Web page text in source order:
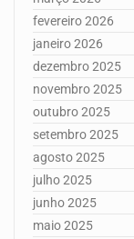
fevereiro 2026
janeiro 2026
dezembro 2025
novembro 2025
outubro 2025
setembro 2025
agosto 2025
julho 2025
junho 2025
maio 2025